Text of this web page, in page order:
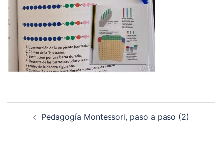
Pedagogía Montessori, paso a paso (2)